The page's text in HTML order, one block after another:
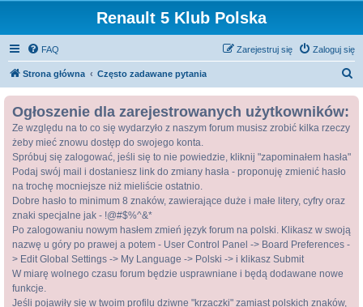
Renault 5 Klub Polska
FAQ Zaloguj się
Zarejestruj się
Strona główna Często zadawane pytania
Ogłoszenie dla zarejestrowanych użytkowników:
Ze względu na to co się wydarzyło z naszym forum musisz zrobić kilka rzeczy
żeby mieć znowu dostęp do swojego konta.
Spróbuj się zalogować, jeśli się to nie powiedzie, kliknij "zapominałem hasła"
Podaj swój mail i dostaniesz link do zmiany hasła - proponuję zmienić hasło
na trochę mocniejsze niż mieliście ostatnio.
Dobre hasło to minimum 8 znaków, zawierające duże i małe litery, cyfry oraz
znaki specjalne jak - !@#$%^&*
Po zalogowaniu nowym hasłem zmień język forum na polski. Klikasz w swoją
nazwę u góry po prawej a potem - User Control Panel -> Board Preferences -
> Edit Global Settings -> My Language -> Polski -> i klikasz Submit
W miarę wolnego czasu forum będzie usprawniane i będą dodawane nowe
funkcje.
Jeśli pojawiły się w twoim profilu dziwne "krzaczki" zamiast polskich znaków,